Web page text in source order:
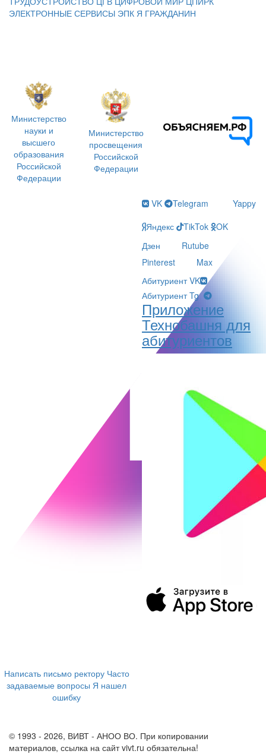
ЭЛЕКТРОННЫЕ СЕРВИСЫ ЭПК Я ГРАЖДАНИН
Министерство
науки и
высшего
образования
Российской
Федерации
Министерство
просвещения
Российской
Федерации
Написать письмо ректору Часто
задаваемые вопросы Я нашел
ошибку
VK Telegram
Yappy
Яндекс
TikTok
OK
Дзен
Rutube
Pinterest
Max
Абитуриент VK
Абитуриент Tg
Приложение
Технобашня для
абитуриентов
© 1993 - 2026, ВИВТ - АНОО ВО. При копировании
материалов, ссылка на сайт vivt.ru обязательна!